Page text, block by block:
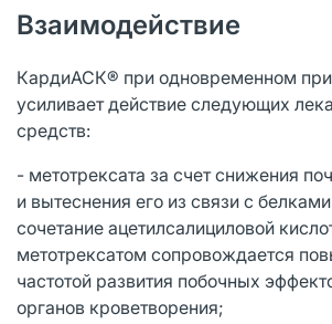
Взаимодействие
КардиАСК® при одновременном
усиливает действие следующих
средств:
- метотрексата за счет снижения
и вытеснения его из связи с
сочетание ацетилсалициловой
метотрексатом сопровождается
частотой развития побочных
органов кроветворения;